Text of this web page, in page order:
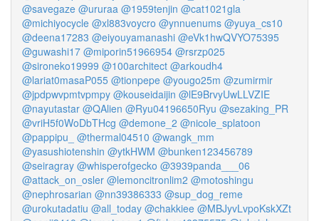
@savegaze @ururaa @1959tenjin @cat1021gla
@michiyocycle @xl883voycro @ynnuenums @yuya_cs10
@deena17283 @eiyouyamanashi @eVk1hwQVYO75395
@guwashi17 @miporin51966954 @rsrzp025
@sironeko19999 @100architect @arkoudh4
@lariat0masaP055 @tionpepe @yougo25m @zumirmir
@jpdpwvpmtvpmpy @kouseidaijin @lE9BrvyUwLLVZIE
@nayutastar @QAlien @Ryu04196650Ryu @sezaking_PR
@vriH5f0WoDbTHcg @demone_2 @nicole_splatoon
@pappipu_
@thermal04510 @wangk_mm
@yasushiotenshin @ytkHWM @bunken123456789
@seiragray @whisperofgecko @3939panda___06
@attack_on_osler @lemoncitronlim2 @motoshingu
@nephrosarian @nn39386333 @sup_dog_reme
@urokutadatiu @all_today @chakkiee @MBJyvLvpoKskXZt